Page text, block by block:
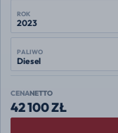
ROK
2023
PALIWO
Diesel
CENANETTO
42 100 ZŁ